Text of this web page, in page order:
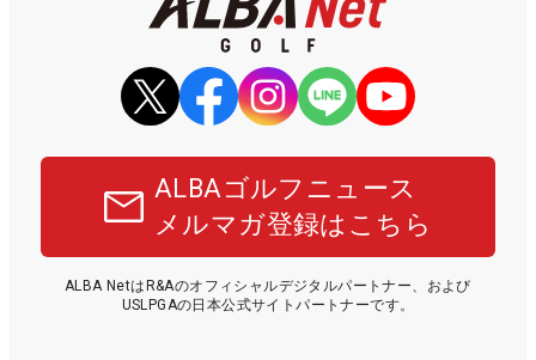
ALBAゴルフニュース
メルマガ登録はこちら
ALBA NetはR&Aのオフィシャルデジタルパートナー、および
USLPGAの日本公式サイトパートナーです。